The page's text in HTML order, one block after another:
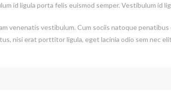
id ligula porta felis euismod semper. Vestibulum id
venenatis vestibulum. Cum sociis natoque
nisi erat porttitor ligula, eget lacinia odio sem nec